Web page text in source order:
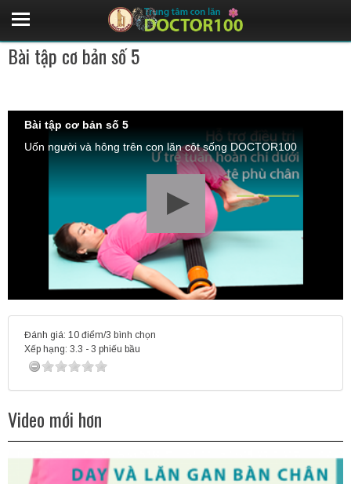
Bài tập cơ bản số 5
Bài tập cơ bản số 5
Uốn người và hông trên con lăn cột sống DOCTOR100
Đánh giá: 10 điểm/3 bình chọn
Xếp hạng: 3.3 - 3 phiếu bầu
Video mới hơn